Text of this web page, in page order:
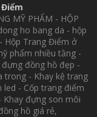
MỸ PHẨM - HỘP
ho bang da - hộp
Hộp Trang Điểm ở
phẩm nhiều tầng -
đồng hồ đẹp -
trong - Khay kệ trang
- Cốp trang điểm
Khay đựng son môi
hồ giá rẻ,